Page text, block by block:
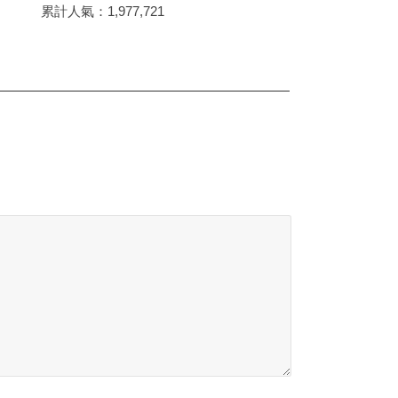
累計人氣： 1,977,721